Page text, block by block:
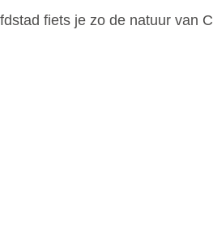
fiets je zo de natuur van